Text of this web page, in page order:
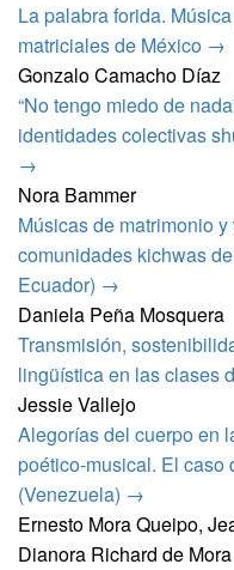
La palabra forida.
matriciales de México →
Gonzalo Camacho Díaz
“No tengo miedo de
identidades colectivas
→
Nora Bammer
Músicas de matrimonio
comunidades kichwas
Ecuador) →
Daniela Peña Mosquera
Transmisión,
lingüística en las clases
Jessie Vallejo
Alegorías del cuerpo en
poético-musical. El caso
(Venezuela) →
Ernesto Mora Queipo,
Dianora Richard de Mora